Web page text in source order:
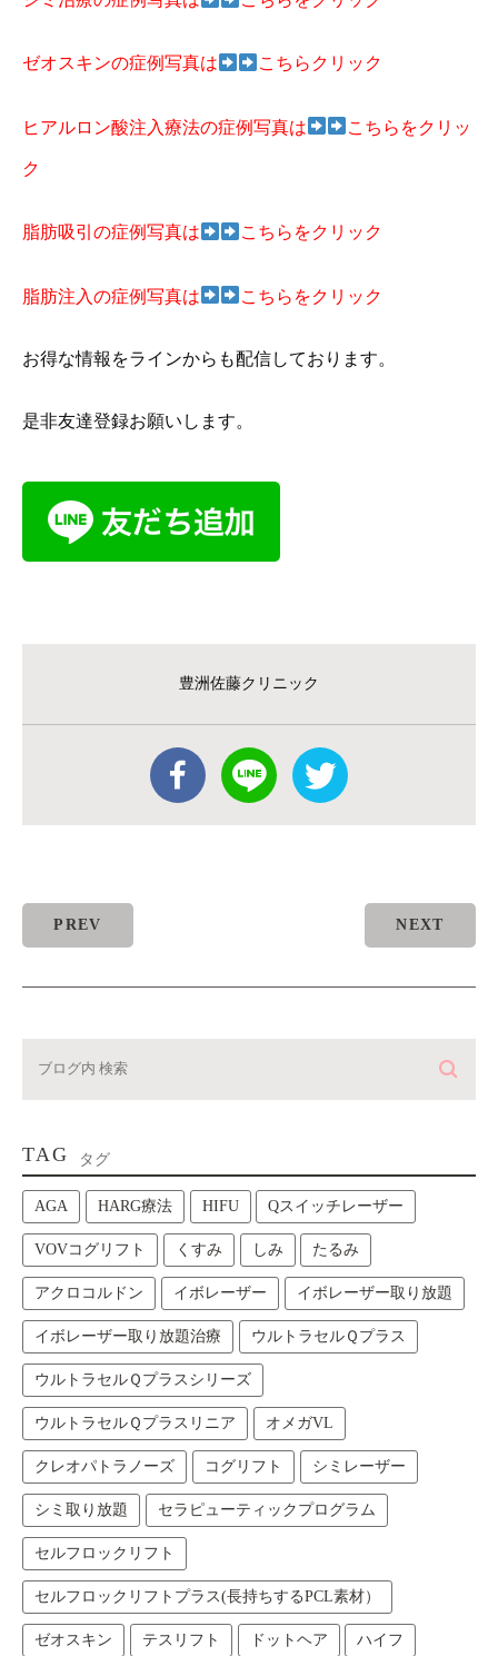
ゼオスキンの症例写真は こちらクリック
ヒアルロン酸注入療法の症例写真は こちらをクリッ
ク
脂肪吸引の症例写真は こちらをクリック
脂肪注入の症例写真は こちらをクリック
お得な情報をラインからも配信しております。
是非友達登録お願いします。
豊洲佐藤クリニック
PREV NEXT
TAG タグ
AGA HARG療法 HIFU Qスイッチレーザー
VOVコグリフト くすみ しみ たるみ
アクロコルドン イボレーザー イボレーザー取り放題
イボレーザー取り放題治療 ウルトラセルＱプラス
ウルトラセルＱプラスシリーズ
ウルトラセルＱプラスリニア オメガVL
クレオパトラノーズ コグリフト シミレーザー
シミ取り放題 セラピューティックプログラム
セルフロックリフト
セルフロックリフトプラス(長持ちするPCL素材）
ゼオスキン テスリフト ドットヘア ハイフ